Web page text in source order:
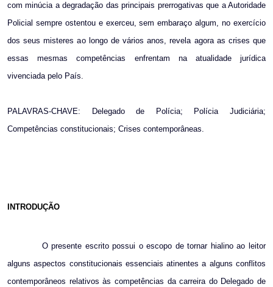
com minúcia a degradação das principais prerrogativas que a Autoridade
Policial sempre ostentou e exerceu, sem embaraço algum, no exercício
dos seus misteres ao longo de vários anos, revela agora as crises que
essas mesmas competências enfrentam na atualidade jurídica
vivenciada pelo País.
PALAVRAS-CHAVE: Delegado de Polícia; Polícia Judiciária;
Competências constitucionais; Crises contemporâneas.
INTRODUÇÃO
O presente escrito possui o escopo de tornar hialino ao leitor
alguns aspectos constitucionais essenciais atinentes a alguns conflitos
contemporâneos relativos às competências da carreira do Delegado de